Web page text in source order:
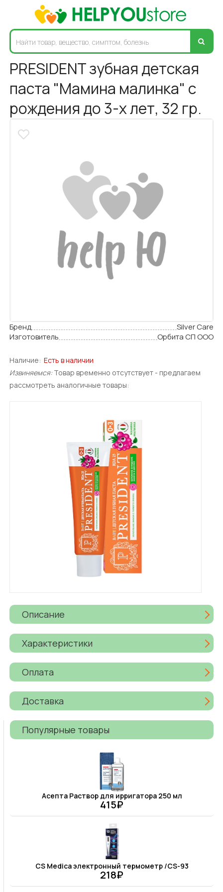
PRESIDENT зубная детская
паста "Мамина малинка" с
рождения до 3-х лет, 32 гр.
Бренд
Silver Care
Изготовитель
Орбита СП ООО
Наличие: Есть в наличии
Извиняемся: Товар временно отсутствует - предлагаем
рассмотреть аналогичные товары:
Описание
Характеристики
Оплата
Доставка
Популярные товары
Асепта Раствор для ирригатора 250 мл
415₽
CS Medica электронный термометр /CS-93
218₽